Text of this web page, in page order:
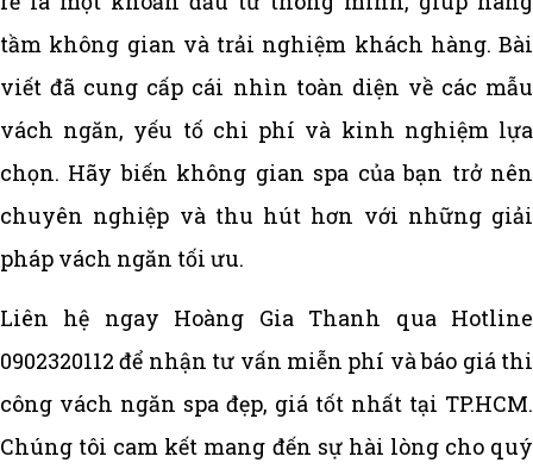
tầm không gian và trải nghiệm khách hàng. Bài
viết đã cung cấp cái nhìn toàn diện về các mẫu
vách ngăn, yếu tố chi phí và kinh nghiệm lựa
chọn. Hãy biến không gian spa của bạn trở nên
chuyên nghiệp và thu hút hơn với những giải
pháp vách ngăn tối ưu.
Liên hệ ngay Hoàng Gia Thanh qua Hotline
0902320112 để nhận tư vấn miễn phí và báo giá thi
công vách ngăn spa đẹp, giá tốt nhất tại TP.HCM.
Chúng tôi cam kết mang đến sự hài lòng cho quý